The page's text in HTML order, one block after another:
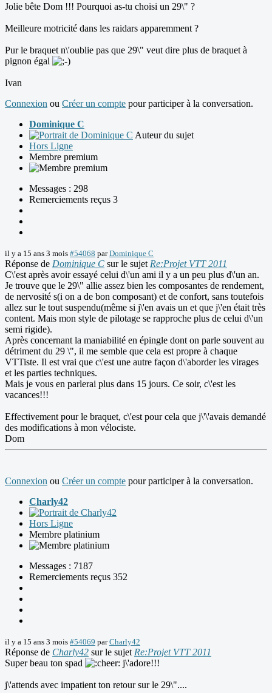
Jolie bête Dom !!! Pourquoi as-tu choisi un 29\" ?
Meilleure motricité dans les raidars apparemment ?
Pur le braquet n\'oublie pas que 29\" veut dire plus de braquet à
pignon égal
Ivan
Connexion ou Créer un compte pour participer à la conversation.
Dominique C
Auteur du sujet
Hors Ligne
Membre premium
Messages : 298
Remerciements reçus 3
il y a 15 ans 3 mois #54068 parDominique C
Réponse de Dominique C sur le sujet Re:Projet VTT 2011
C\'est après avoir essayé celui d\'un ami il y a un peu plus d\'un an.
Je trouve que le 29\" allie assez bien les composantes de rendement,
de nervosité s(i on a de bon composant) et de confort, sans toutefois
allez sur le tout suspendu(même si j\'en avais un et que j\'en était très
content. Mais mon style de pilotage se rapproche plus de celui d\'un
semi rigide).
Après concernant la maniabilité en épingle dont on parle souvent au
détriment du 29 \", il me semble que cela est propre à chaque
VTTiste. Il est vrai que c\'est une autre façon d\'aborder les virages
et les parties techniques.
Mais je vous en parlerai plus dans 15 jours. Ce soir, c\'est les
vacances!!!
Effectivement pour le braquet, c\'est pour cela que j\'\'avais demandé
des modifications à mon vélociste.
Dom
Connexion ou Créer un compte pour participer à la conversation.
Charly42
Hors Ligne
Membre platinium
Messages : 7187
Remerciements reçus 352
il y a 15 ans 3 mois #54069 parCharly42
Réponse de Charly42 sur le sujet Re:Projet VTT 2011
Super beau ton spad
j\'adore!!!
j\'attends avec impatient ton retour sur le 29\"....